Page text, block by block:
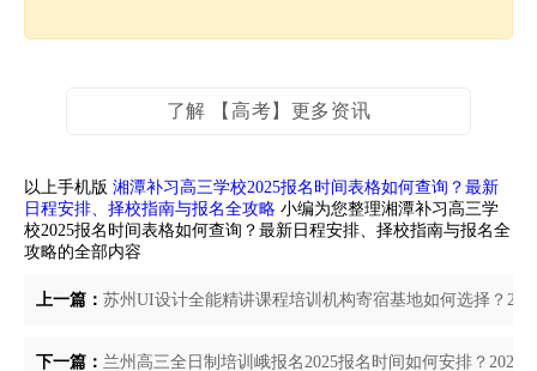
了解 【高考】更多资讯
以上手机版 湘潭补习高三学校2025报名时间表格如何查询？最新
日程安排、择校指南与报名全攻略 小编为您整理湘潭补习高三学
校2025报名时间表格如何查询？最新日程安排、择校指南与报名全
攻略的全部内容
上一篇： 苏州UI设计全能精讲课程培训机构寄宿基地如何选择？
下一篇： 兰州高三全日制培训峨报名2025报名时间如何安排？